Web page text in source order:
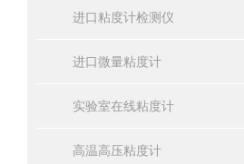
进口粘度计检测仪
进口微量粘度计
实验室在线粘度计
高温高压粘度计